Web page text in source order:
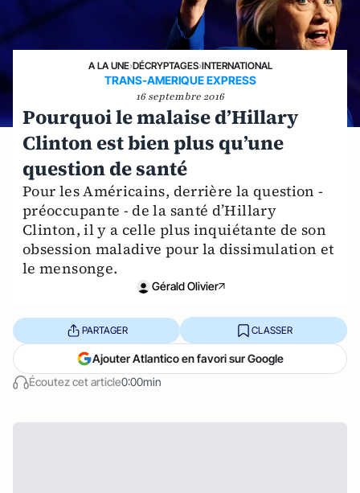
A LA UNE›DÉCRYPTAGES›INTERNATIONAL
TRANS-AMERIQUE EXPRESS
16 septembre 2016
Pourquoi le malaise d’Hillary
Clinton est bien plus qu’une
question de santé
Pour les Américains, derrière la question -
préoccupante - de la santé d’Hillary
Clinton, il y a celle plus inquiétante de son
obsession maladive pour la dissimulation et
le mensonge.
Gérald Olivier
Écoutez cet article0:00min
PARTAGER CLASSER
Ajouter Atlantico en favori sur Google